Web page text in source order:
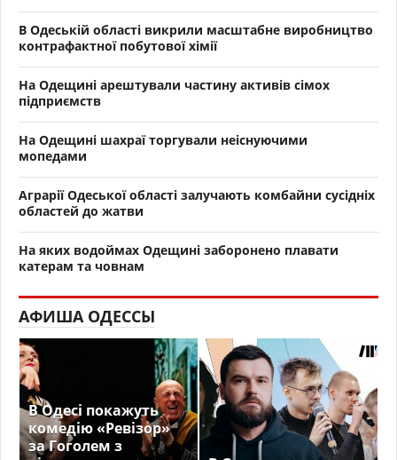
В Одеській області викрили масштабне виробництво
контрафактної побутової хімії
На Одещині арештували частину активів сімох
підприємств
На Одещині шахраї торгували неіснуючими
мопедами
Аграрії Одеської області залучають комбайни сусідніх
областей до жатви
На яких водоймах Одещині заборонено плавати
катерам та човнам
АФИША ОДЕССЫ
В Одесі покажуть
комедію «Ревізор»
за Гоголем з